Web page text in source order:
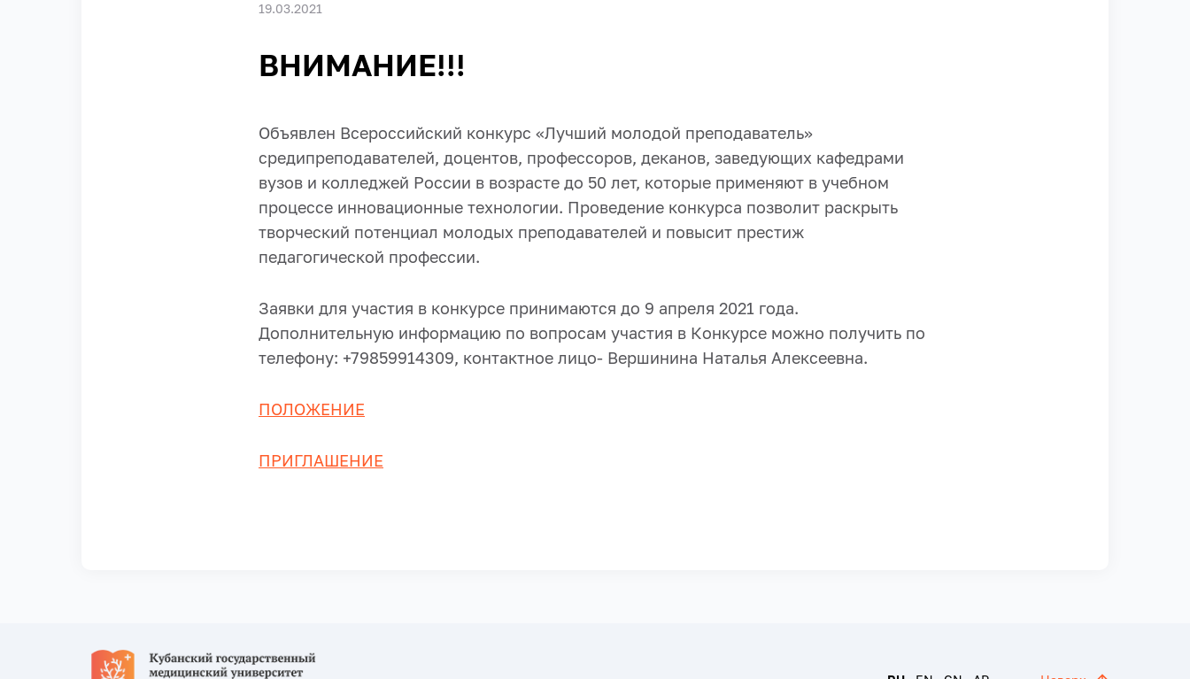
19.03.2021
ВНИМАНИЕ!!!
Объявлен Всероссийский конкурс «Лучший молодой преподаватель»
средипреподавателей, доцентов, профессоров, деканов, заведующих кафедрами
вузов и колледжей России в возрасте до 50 лет, которые применяют в учебном
процессе инновационные технологии. Проведение конкурса позволит раскрыть
творческий потенциал молодых преподавателей и повысит престиж
педагогической профессии.
Заявки для участия в конкурсе принимаются до 9 апреля 2021 года.
Дополнительную информацию по вопросам участия в Конкурсе можно получить по
телефону: +79859914309, контактное лицо- Вершинина Наталья Алексеевна.
ПОЛОЖЕНИЕ
ПРИГЛАШЕНИЕ